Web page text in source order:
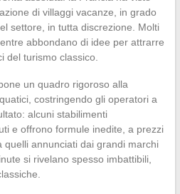
di villaggi vacanze, in grado
settore, in tutta discrezione. Molti
abbondano di idee per attrarre
del turismo classico.
un quadro rigoroso alla
costringendo gli operatori a
alcuni stabilimenti
e offrono formule inedite, a prezzi
quelli annunciati dai grandi marchi
si rivelano spesso imbattibili,